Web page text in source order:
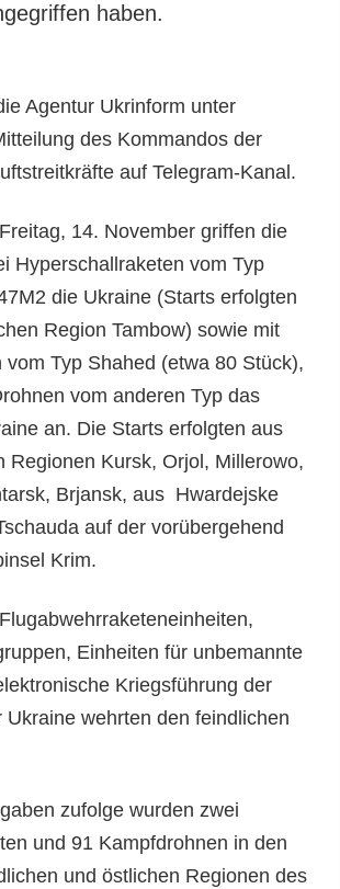
haben.
Agentur Ukrinform unter
des Kommandos der
auf Telegram-Kanal.
14. November griffen die
Hyperschallraketen vom Typ
die Ukraine (Starts erfolgten
Region Tambow) sowie mit
vom Typ Shahed (etwa 80 Stück),
vom anderen Typ das
an. Die Starts erfolgten aus
Regionen Kursk, Orjol, Millerowo,
Brjansk, aus Hwardejske
auf der vorübergehend
Krim.
Einheiten für unbemannte
Kriegsführung der
Ukraine wehrten den feindlichen
zufolge wurden zwei
und 91 Kampfdrohnen in den
und östlichen Regionen des